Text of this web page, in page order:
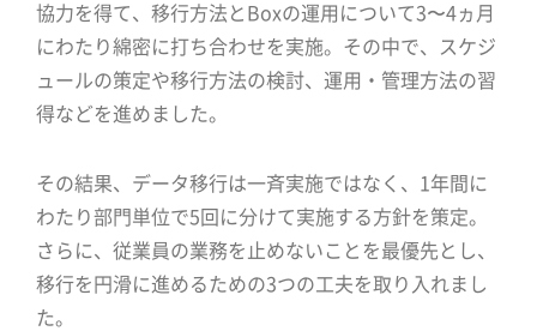
協力を得て、移行方法とBoxの運用について3〜4ヵ月
にわたり綿密に打ち合わせを実施。その中で、スケジ
ュールの策定や移行方法の検討、運用・管理方法の習
得などを進めました。
その結果、データ移行は一斉実施ではなく、1年間に
わたり部門単位で5回に分けて実施する方針を策定。
さらに、従業員の業務を止めないことを最優先とし、
移行を円滑に進めるための3つの工夫を取り入れまし
た。